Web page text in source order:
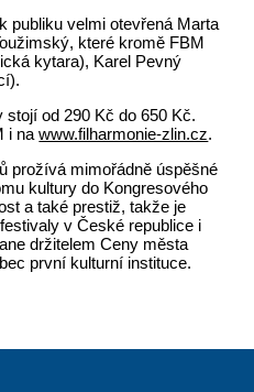
publiku velmi otevřená Marta
které kromě FBM
kytara), Karel Pevný
od 290 Kč do 650 Kč.
i nawww.filharmonie-zlin.cz.
prožívá mimořádně úspěšné
kultury do Kongresového
a také prestiž, takže je
v České republice i
držitelem Ceny města
první kulturní instituce.